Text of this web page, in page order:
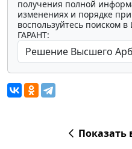
получения полной
изменениях и порядке
воспользуйтесь поиском
ГАРАНТ:
Показать